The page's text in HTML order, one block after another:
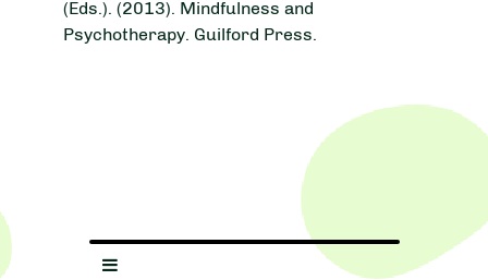
(Eds.). (2013). Mindfulness and
Psychotherapy. Guilford Press.